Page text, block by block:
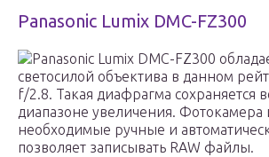
Panasonic Lumix DMC-FZ300
Panasonic Lumix DMC-FZ300
светосилой объектива в данном
f/2.8. Такая диафрагма сохраняется
диапазоне увеличения. Фотокамера
необходимые ручные и
позволяет записывать RAW файлы.